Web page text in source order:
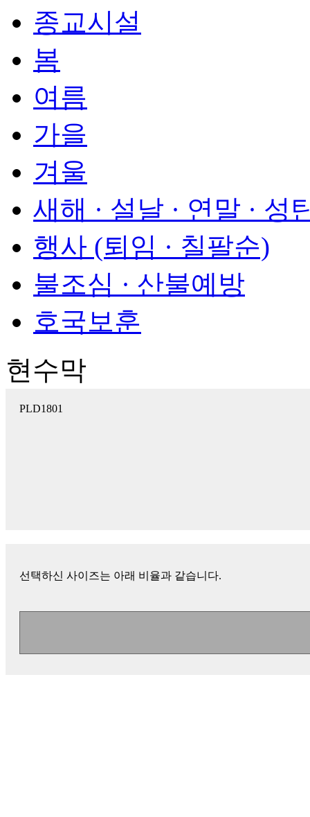
종교시설
봄
여름
가을
겨울
새해 · 설날 · 연말 · 성
행사 (퇴임 · 칠팔순)
불조심 · 산불예방
호국보훈
현수막
PLD1801
선택하신 사이즈는 아래 비율과 같습니다.